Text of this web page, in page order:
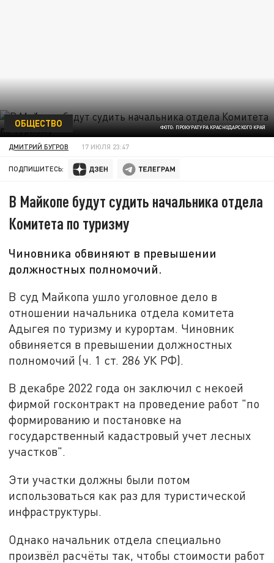
ФОТО: ПРОКУРАТУРА КРАСНОДАРСКОГО КРАЯ
ОБЩЕСТВО
ДМИТРИЙ БУГРОВ 17 ИЮЛЯ 23:47
ПОДПИШИТЕСЬ:
В Майкопе будут судить начальника отдела
Комитета по туризму
Чиновника обвиняют в превышении
должностных полномочий.
В суд Майкопа ушло уголовное дело в
отношении начальника отдела комитета
Адыгея по туризму и курортам. Чиновник
обвиняется в превышении должностных
полномочий (ч. 1 ст. 286 УК РФ).
В декабре 2022 года он заключил с некоей
фирмой госконтракт на проведение работ "по
формированию и постановке на
государственный кадастровый учет лесных
участков".
Эти участки должны были потом
использоваться как раз для туристической
инфраструктуры.
Однако начальник отдела специально
произвёл расчёты так, чтобы стоимости работ